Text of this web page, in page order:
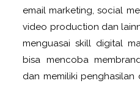
email marketing, social
video production dan
menguasai skill digital
bisa mencoba
dan memiliki